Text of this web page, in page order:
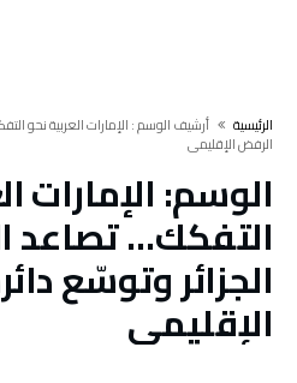
‫الرئيسية‬
‫أرشيف الوسم :‬ الإمارات العربية نحو
الرفض الإقليمي
الوسم:الإمارات
التفكك… تصاعد
الجزائر وتوسّع
الإقليمي